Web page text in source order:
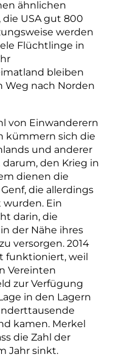
ähnlichen
USA gut 800
werden
Flüchtlinge in
bleiben
Weg nach Norden
von Einwanderern
kümmern sich die
und anderer
den Krieg in
dienen die
die allerdings
Ein
darin, die
der Nähe ihres
versorgen. 2014
funktioniert, weil
Vereinten
zur Verfügung
in den Lagern
kamen. Merkel
die Zahl der
Jahr sinkt.